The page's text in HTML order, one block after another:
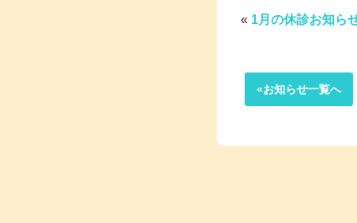
« 1月の休診お知ら
«お知らせ一覧へ